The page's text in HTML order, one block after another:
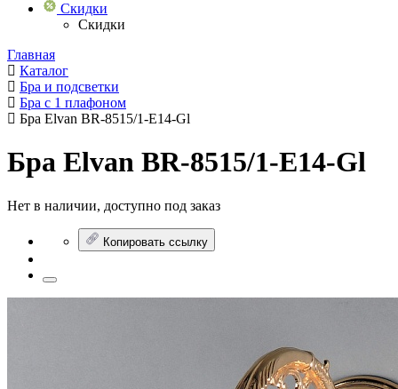
Скидки
Скидки
Главная
Каталог
Бра и подсветки
Бра с 1 плафоном
Бра Elvan BR-8515/1-E14-Gl
Бра Elvan BR-8515/1-E14-Gl
Нет в наличии, доступно под заказ
Копировать ссылку